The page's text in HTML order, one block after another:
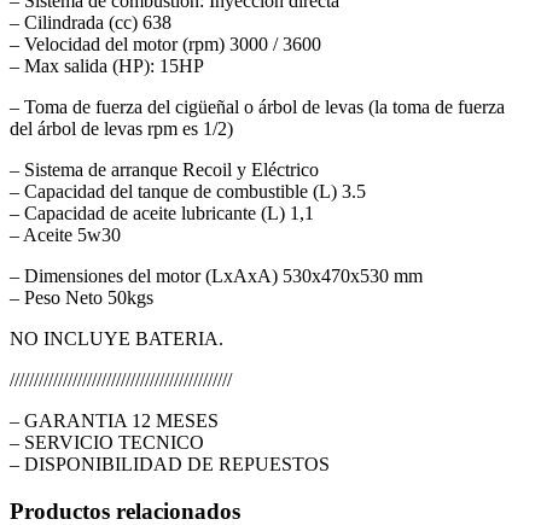
– Cilindrada (cc) 638
– Velocidad del motor (rpm) 3000 / 3600
– Max salida (HP): 15HP
– Toma de fuerza del cigüeñal o árbol de levas (la toma de fuerza
del árbol de levas rpm es 1/2)
– Sistema de arranque Recoil y Eléctrico
– Capacidad del tanque de combustible (L) 3.5
– Capacidad de aceite lubricante (L) 1,1
– Aceite 5w30
– Dimensiones del motor (LxAxA) 530x470x530 mm
– Peso Neto 50kgs
NO INCLUYE BATERIA.
//////////////////////////////////////////////
– GARANTIA 12 MESES
– SERVICIO TECNICO
– DISPONIBILIDAD DE REPUESTOS
Productos relacionados